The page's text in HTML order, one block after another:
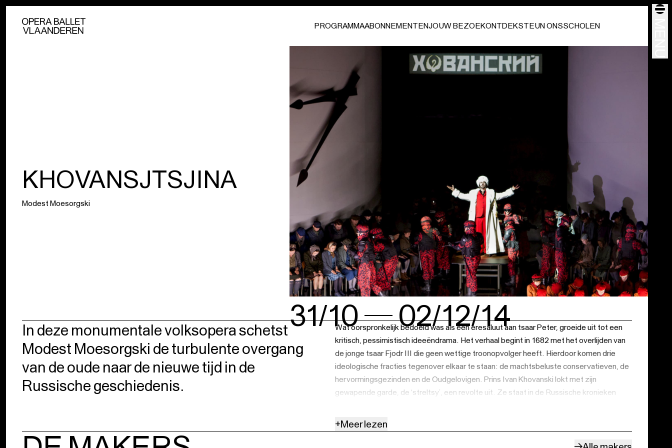
PROGRAMMAABONNEMENTENJOUW BEZOEKONTDEKSTEUN ONSSCHOLEN
KHOVANSJTSJINA
Modest Moesorgski
31/10 02/12/14
In deze monumentale volksopera schetst
Modest Moesorgski de turbulente overgang
van de oude naar de nieuwe tijd in de
Russische geschiedenis.
Wat oorspronkelijk bedoeld was als een eresaluut aan tsaar Peter, groeide uit tot een
kritisch, pessimistisch ideeëndrama. Het verhaal begint in 1682 met het overlijden van
de jonge tsaar Fjodr III die geen wettige troonopvolger heeft. Hierdoor komen drie
ideologische fracties tegenover elkaar te staan: de machtsbeluste conservatieven, de
hervormingsgezinden en de Oudgelovigen. Prins Ivan Khovanski lokt met zijn
gewapende garde, de ‘streltsy’, een revolte uit. Ze staat in de Russische kronieken
Moesorgskibedacht zijn opera met verheven melodische zanglijnen die deels
uitdrukking zijn van de aristocratische status van de protagonisten en deels van een
+Meer lezen